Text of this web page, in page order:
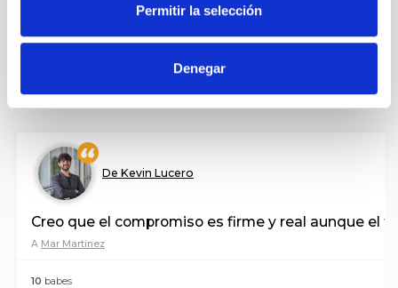
Permitir la selección
Denegar
De Kevin Lucero
Creo que el compromiso es firme y real aunque el
A Mar Martinez
10 babes